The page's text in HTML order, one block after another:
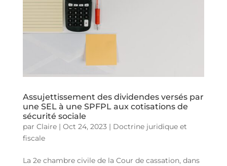
Assujettissement des dividendes versés par
une SEL à une SPFPL aux cotisations de
sécurité sociale
par Claire| Oct 24, 2023| Doctrine juridique et
fiscale
La 2e chambre civile de la Cour de cassation, dans